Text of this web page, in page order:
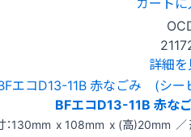
詳細を
BFエコD13-11B 赤な
：130mm x 108mm x (高)20mm ／